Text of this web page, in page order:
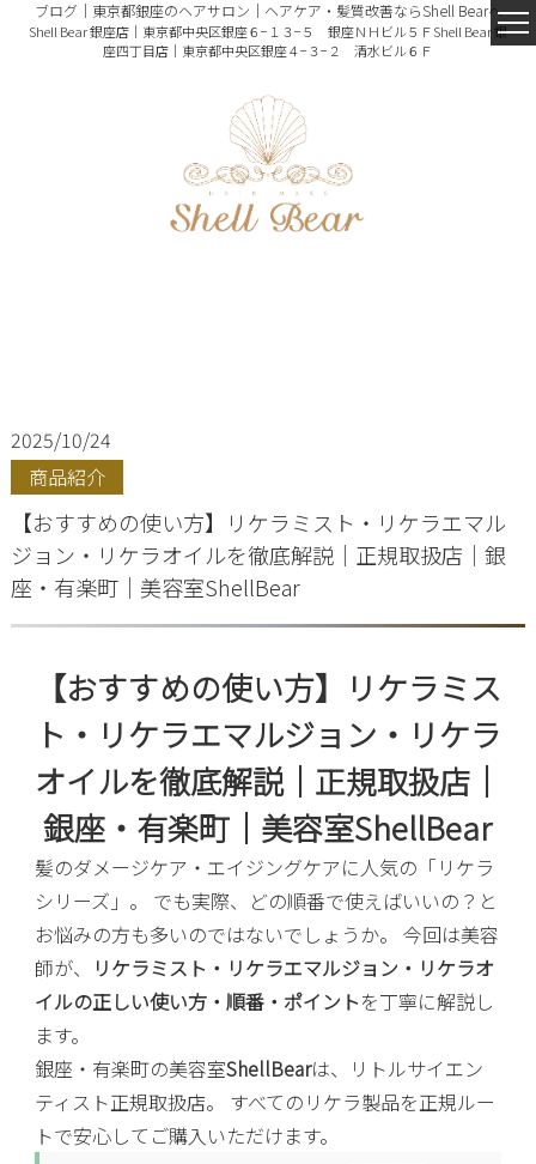
ブログ｜東京都銀座のヘアサロン｜ヘアケア・髪質改善ならShell Bearへ
Shell Bear 銀座店｜東京都中央区銀座６−１３−５ 銀座ＮＨビル５ＦShell Bear 銀
座四丁目店｜東京都中央区銀座４−３−２ 清水ビル６Ｆ
2025/10/24
商品紹介
【おすすめの使い方】リケラミスト・リケラエマル
ジョン・リケラオイルを徹底解説｜正規取扱店｜銀
座・有楽町｜美容室ShellBear
【おすすめの使い方】リケラミス
ト・リケラエマルジョン・リケラ
オイルを徹底解説｜正規取扱店｜
銀座・有楽町｜美容室ShellBear
髪のダメージケア・エイジングケアに人気の「リケラ
シリーズ」。 でも実際、どの順番で使えばいいの？と
お悩みの方も多いのではないでしょうか。 今回は美容
師が、
リケラミスト・リケラエマルジョン・リケラオ
イルの正しい使い方・順番・ポイントを丁寧に解説し
ます。
銀座・有楽町の美容室ShellBearは、リトルサイエン
ティスト正規取扱店。 すべてのリケラ製品を正規ルー
トで安心してご購入いただけます。